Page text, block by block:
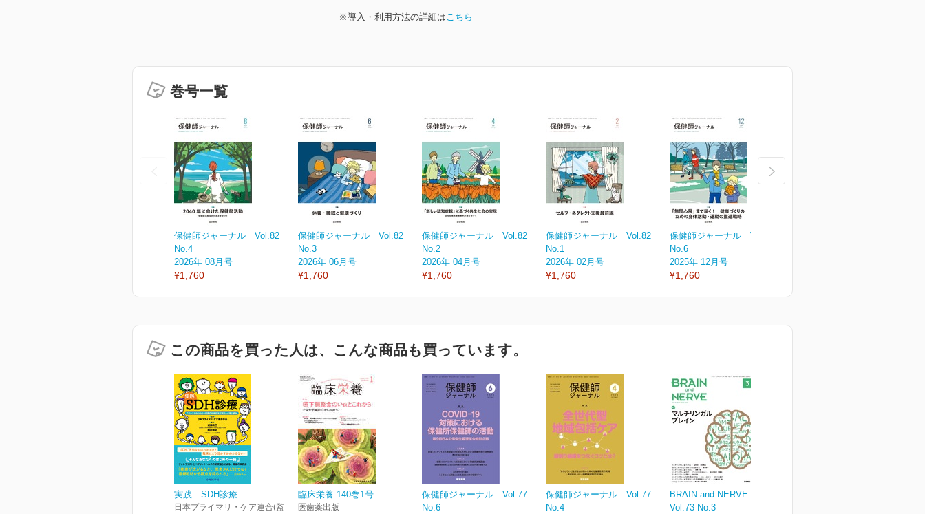
※導入・利用方法の詳細はこちら
巻号一覧
保健師ジャーナル Vol.82
No.4
2026年 08月号
¥1,760
保健師ジャーナル Vol.82
No.3
2026年 06月号
¥1,760
保健師ジャーナル Vol.82
No.2
2026年 04月号
¥1,760
保健師ジャーナル Vol.82
No.1
2026年 02月号
¥1,760
保健師ジャーナル Vol.81
No.6
2025年 12月号
¥1,760
この商品を買った人は、こんな商品も買っています。
実践 SDH診療
日本プライマリ・ケア連合(監
臨床栄養 140巻1号
医歯薬出版
保健師ジャーナル Vol.77
No.6
保健師ジャーナル Vol.77
No.4
BRAIN and NERVE
Vol.73 No.3